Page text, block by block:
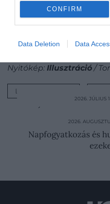
CONFIRM
Data Deletion Data
jutunk el ebbe az
Budapestről
nem indít járatot
Nyitókép: Illusztráció/
LÉGITÁRSASÁG
2026. JÚLIUS
Újabb népszerű
elege:
2026.
Napfogyatkozás és